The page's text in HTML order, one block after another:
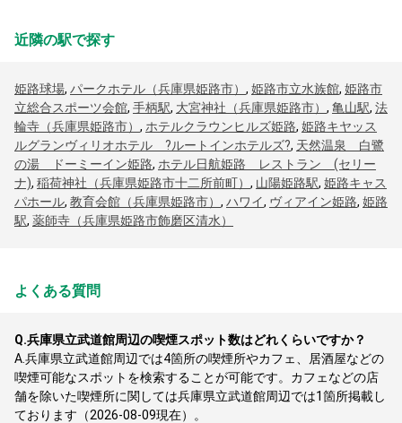
近隣の駅で探す
姫路球場, パークホテル（兵庫県姫路市） , 姫路市立水族館, 姫路市
立総合スポーツ会館, 手柄駅, 大宮神社（兵庫県姫路市） , 亀山駅, 法
輪寺（兵庫県姫路市） , ホテルクラウンヒルズ姫路, 姫路キヤッス
ルグランヴィリオホテル ?ルートインホテルズ?, 天然温泉 白鷺
の湯 ドーミーイン姫路, ホテル日航姫路 レストラン (セリー
ナ), 稲荷神社（兵庫県姫路市十二所前町） , 山陽姫路駅, 姫路キャス
パホール, 教育会館（兵庫県姫路市） , ハワイ, ヴィアイン姫路, 姫路
駅, 薬師寺（兵庫県姫路市飾磨区清水）
よくある質問
Q.兵庫県立武道館周辺の喫煙スポット数はどれくらいですか？
A.兵庫県立武道館周辺では4箇所の喫煙所やカフェ、居酒屋などの
喫煙可能なスポットを検索することが可能です。カフェなどの店
舗を除いた喫煙所に関しては兵庫県立武道館周辺では1箇所掲載し
ております（2026-08-09現在）。